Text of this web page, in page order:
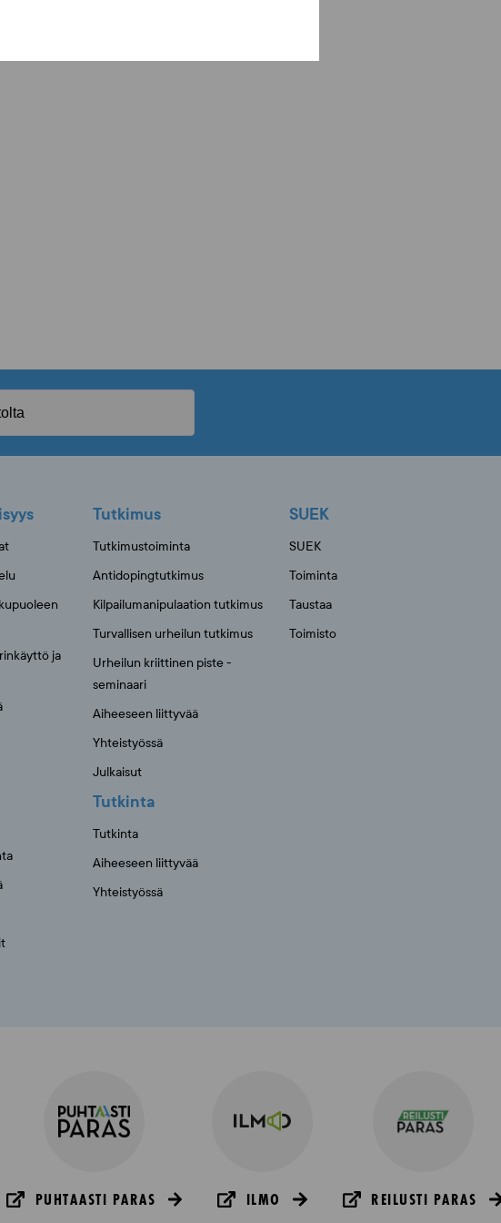
ja
Tutkimus
Tutkimustoiminta
Antidopingtutkimus
Kilpailumanipulaation tutkimus
Turvallisen urheilun tutkimus
Urheilun kriittinen piste -
seminaari
Aiheeseen liittyvää
Yhteistyössä
Julkaisut
Tutkinta
Tutkinta
Aiheeseen liittyvää
Yhteistyössä
SUEK
SUEK
Toiminta
Taustaa
Toimisto
PUHTAASTI PARAS ILMO REILUSTI PARAS